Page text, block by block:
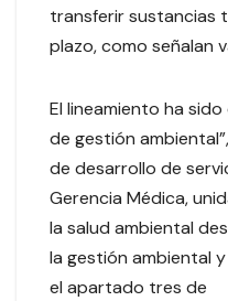
transferir sustancias
plazo, como señalan
El lineamiento ha
de gestión
de desarrollo de
Gerencia Médica,
la salud ambiental
la gestión ambiental
el apartado tres de